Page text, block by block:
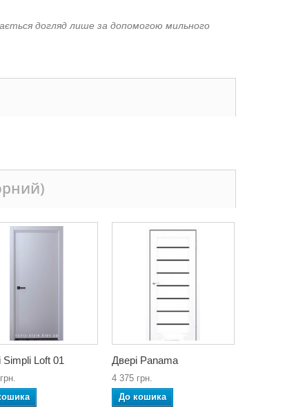
догляд лише за допомогою мильного
Simpli Loft 01 Двері Panama
4 375 грн.
До кошика